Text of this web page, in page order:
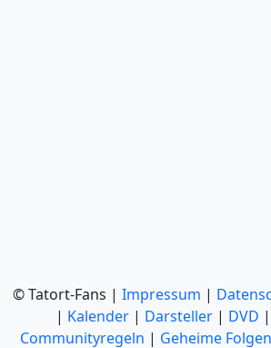
© Tatort-Fans | Impressum |
| Kalender | Darsteller | DVD |
Communityregeln | Geheime Folgen